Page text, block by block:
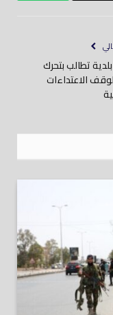
تطالب بتحرك
الاعتداءات